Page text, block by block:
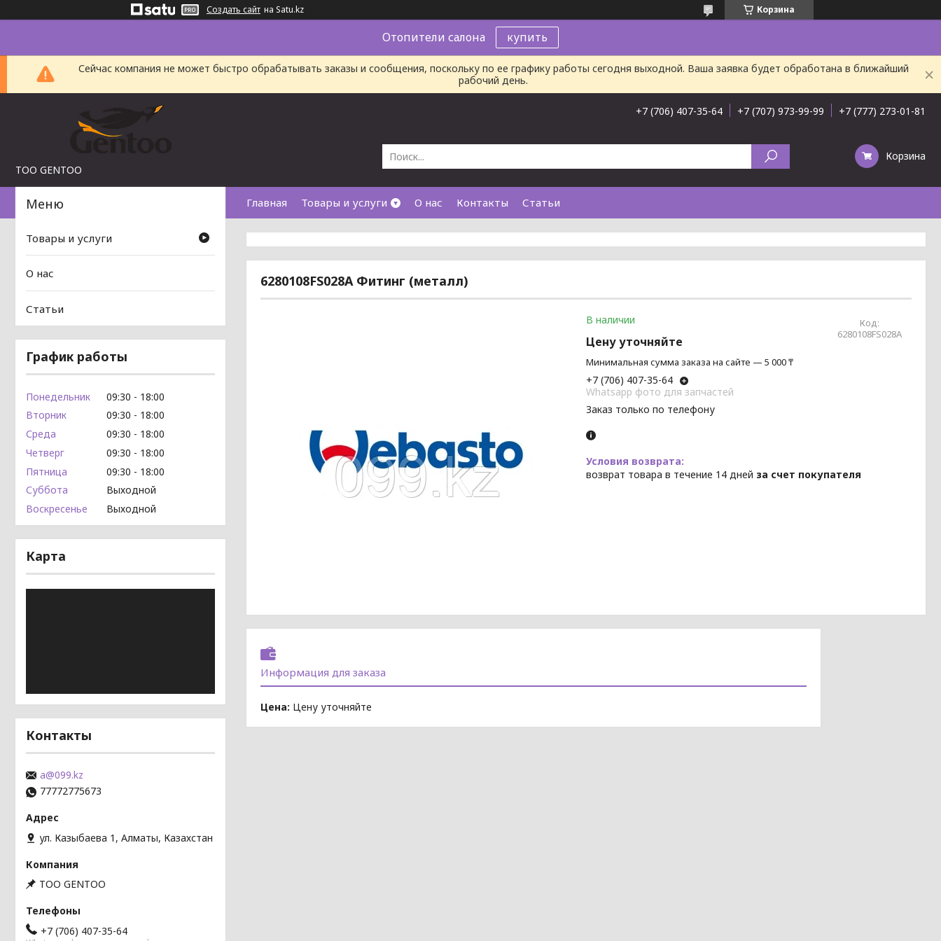
Создать сайт на Satu.kz Корзина
Отопители салона купить
Сейчас компания не может быстро обрабатывать заказы и сообщения, поскольку по ее графику работы сегодня выходной. Ваша заявка будет обработана в ближайший
рабочий день.
TOO GENTOO
+7 (706) 407-35-64 +7 (707) 973-99-99 +7 (777) 273-01-81
Корзина
Главная Товары и услуги О нас Контакты Статьи
6280108FS028A Фитинг (металл)
В наличии
Код:
6280108FS028A
Цену уточняйте
Минимальная сумма заказа на сайте — 5 000 ₸
+7 (706) 407-35-64
Whatsapp фото для запчастей
Заказ только по телефону
возврат товара в течение 14 дней за счет покупателя
Информация для заказа
Цена: Цену уточняйте
Товары и услуги
О нас
Статьи
График работы
Понедельник 09:30
18:00
Вторник
09:30
18:00
Среда
09:30
18:00
Четверг
09:30
18:00
Пятница
09:30
18:00
Суббота
Выходной
Воскресенье
Выходной
Карта
Контакты
a@099.kz
77772775673
ул. Казыбаева 1, Алматы, Казахстан
TOO GENTOO
+7 (706) 407-35-64